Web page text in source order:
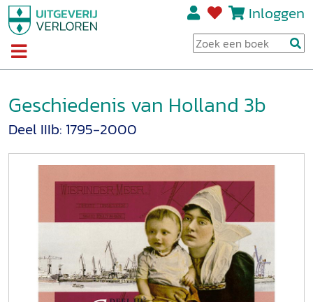
Inloggen
Geschiedenis van Holland 3b
Deel IIIb: 1795-2000